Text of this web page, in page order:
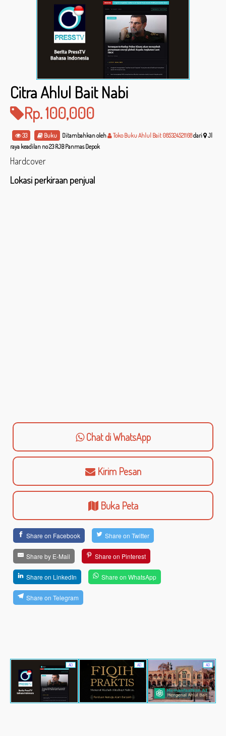
Citra Ahlul Bait Nabi
Rp. 100,000
33 Buku Ditambahkan oleh Toko Buku Ahlul Bait 085324521168dari
Jl
raya keadilan no 23 RJB Panmas Depok
Hardcover
Lokasi perkiraan penjual
Chat di WhatsApp
Kirim Pesan
Buka Peta
Share on Facebook Share on Twitter
Share by E-Mail Share on Pinterest
Share on LinkedIn Share on WhatsApp
Share on Telegram
AD AD AD